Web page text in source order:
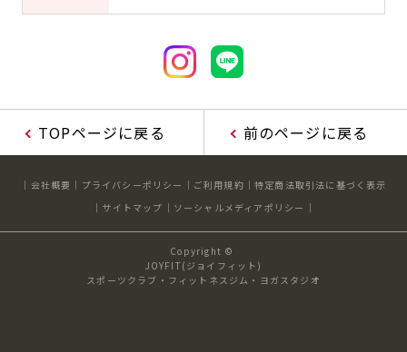
TOPページに戻る 前のページに戻る
会社概要 プライバシーポリシー ご利用規約
特定商法取引法に基づく表示
サイトマップ
ソーシャルメディアポリシー
Copyright ©
JOYFIT(ジョイフィット)
スポーツクラブ・フィットネスジム・ヨガスタジオ